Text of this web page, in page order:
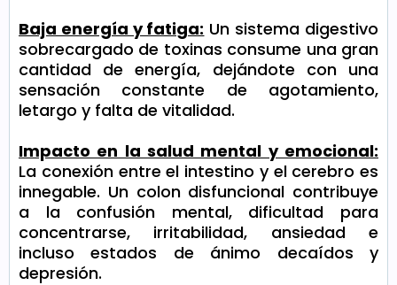
Baja energía y fatiga: Un sistema digestivo
sobrecargado de toxinas consume una gran
cantidad de energía, dejándote con una
sensación constante de agotamiento,
letargo y falta de vitalidad.
Impacto en la salud mental y emocional:
La conexión entre el intestino y el cerebro es
innegable. Un colon disfuncional contribuye
a la confusión mental, dificultad para
concentrarse, irritabilidad, ansiedad e
incluso estados de ánimo decaídos y
depresión.